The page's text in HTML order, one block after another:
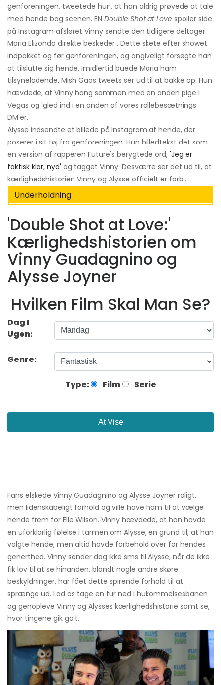
genforeningen, tweetede hun, at han aldrig prøvede at tale
med hende bag scenen. EN Double Shot at Love spoiler side
på Instagram afsløret Vinny sendte den tidligere deltager
Maria Elizondo direkte beskeder . Dette skete efter showet
indpakket og før genforeningen, og angiveligt forsøgte han
at tilslutte sig hende. Imidlertid buede Maria ham
tilsyneladende. Mish Gaos tweets ser ud til at bakke op. Hun
hævdede, at Vinny hang sammen med en anden pige i
Vegas og 'gled ind i en anden af ​​vores rollebesætnings
DM'er.'
Alysse indsendte et billede på Instagram af hende, der
poserer i sit tøj fra genforeningen. Hun billedtekst det som
en version af rapperen Future's berygtede ord, 'Jeg er
faktisk klar, nyd' og tagget Vinny. Desværre ser det ud til, at
kærlighedshistorien Vinny og Alysse officielt er forbi.
Underholdning
'Double Shot at Love:'
Kærlighedshistorien om
Vinny Guadagnino og
Alysse Joyner
Hvilken Film Skal Man Se?
Dag I
Ugen:
Genre:
Type: Film Serie
At Vise
Fans elskede Vinny Guadagnino og Alysse Joyner roligt,
men lidenskabeligt forhold og ville have ham til at vælge
hende frem for Elle Wilson. Vinny hævdede, at han havde
en uforklarlig følelse i tarmen om Alysse, en grund til, at han
valgte hende, men altid havde forbehold over for hendes
generthed. Vinny sender dog ikke sms til Alysse, når de ikke
fik lov til at se hinanden, blandt nogle andre skøre
beskyldninger, har fået dette spirende forhold til at
sprænge ud. Lad os tage en tur ned i hukommelsesbanen
og genopleve Vinny og Alysses kærlighedshistorie samt se,
hvor tingene gik galt.